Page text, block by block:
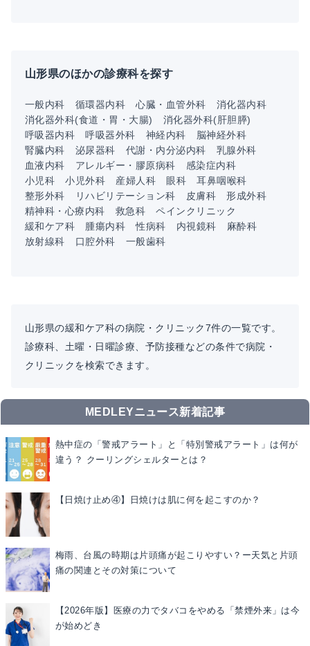
山形県のほかの診療科を探す
一般内科 循環器内科 心臓・血管外科
消化器内科
消化器外科(食道・胃・大腸)
消化器外科(肝胆膵)
呼吸器内科
呼吸器外科 神経内科
脳神経外科
腎臓内科
泌尿器科 代謝・内分泌内科
乳腺外科
血液内科
アレルギー・膠原病科
感染症内科
小児科
小児外科 産婦人科 眼科
耳鼻咽喉科
整形外科
リハビリテーション科 皮膚科
形成外科
精神科・心療内科
救急科
ペインクリニック
緩和ケア科
腫瘍内科 性病科 内視鏡科
麻酔科
放射線科
口腔外科 一般歯科
山形県の緩和ケア科の病院・クリニック7件の一覧です。
診療科、土曜・日曜診療、予防接種などの条件で病院・
クリニックを検索できます。
MEDLEYニュース新着記事
熱中症の「警戒アラート」と「特別警戒アラート」は何が
違う？ クーリングシェルターとは？
【日焼け止め④】日焼けは肌に何を起こすのか？
梅雨、台風の時期は片頭痛が起こりやすい？ー天気と片頭
痛の関連とその対策について
【2026年版】医療の力でタバコをやめる「禁煙外来」は今
が始めどき